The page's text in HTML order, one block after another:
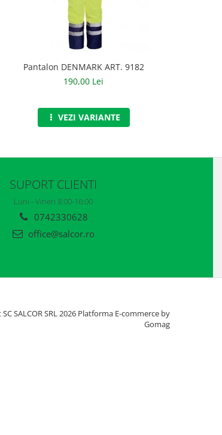
Pantalon DENMARK ART. 9182
190,00 Lei
VEZI VARIANTE
SUPORT CLIENTI
Luni - Vineri 8:00-16:00
0742330628
office@salcor.ro
SALCOR SRL 2026 Platforma E-commerce by
Gomag